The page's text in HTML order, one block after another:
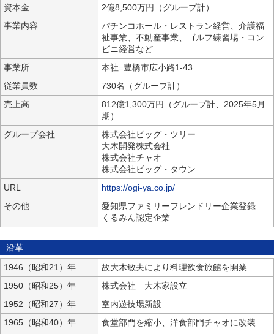
資本金
2億8,500万円（グループ計）
事業内容
パチンコホール・レストラン経営、介護福
祉事業、不動産事業、ゴルフ練習場・コン
ビニ経営など
事業所
本社=豊橋市広小路1-43
従業員数
730名（グループ計）
売上高
812億1,300万円（グループ計、2025年5月
期）
グループ会社
株式会社ビッグ・ツリー
大木開発株式会社
株式会社チャオ
株式会社ビッグ・タウン
URL
https://ogi-ya.co.jp/
その他
愛知県ファミリーフレンドリー企業登録
くるみん認定企業
沿革
1946（昭和21）年
故大木敏夫により料理飲食旅館を開業
1950（昭和25）年
株式会社 大木家設立
1952（昭和27）年
室内遊技場新設
1965（昭和40）年
食堂部門を縮小、洋食部門チャオに改装